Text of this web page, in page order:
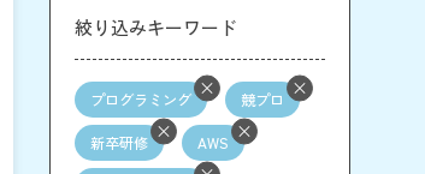
絞り込みキーワード
プログラミング 競プロ
新卒研修 AWS